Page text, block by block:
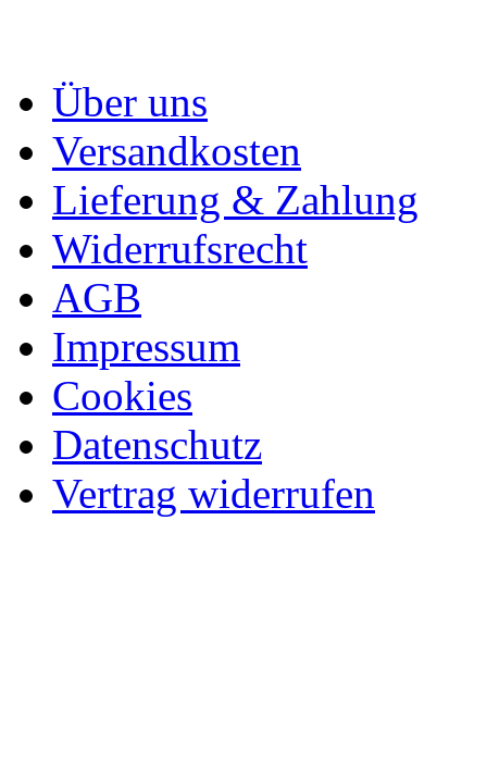
Über uns
Versandkosten
Lieferung & Zahlung
Widerrufsrecht
AGB
Impressum
Cookies
Datenschutz
Vertrag widerrufen